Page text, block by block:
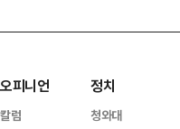
오피니언
칼럼
정치
청와대